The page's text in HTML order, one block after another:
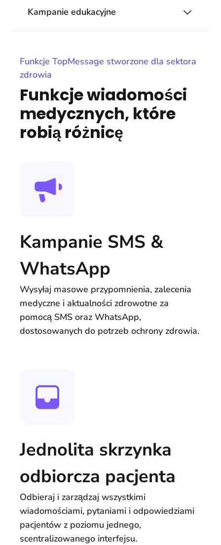
Kampanie edukacyjne
Funkcje TopMessage stworzone dla sektora
zdrowia
Funkcje wiadomości
medycznych, które
robią różnicę
Kampanie SMS &
WhatsApp
Wysyłaj masowe przypomnienia, zalecenia
medyczne i aktualności zdrowotne za
pomocą SMS oraz WhatsApp,
dostosowanych do potrzeb ochrony zdrowia.
Jednolita skrzynka
odbiorcza pacjenta
Odbieraj i zarządzaj wszystkimi
wiadomościami, pytaniami i odpowiedziami
pacjentów z poziomu jednego,
scentralizowanego interfejsu.